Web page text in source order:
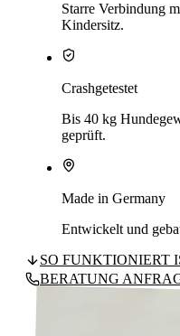
Starre Verbindung
Kindersitz.
Crashgetestet
Bis 40 kg
geprüft.
Made in Germany
Entwickelt und
SO FUNKTIONIERT
BERATUNG